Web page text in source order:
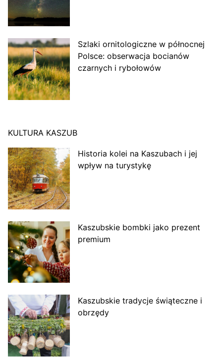
Szlaki ornitologiczne w północnej
Polsce: obserwacja bocianów
czarnych i rybołowów
KULTURA KASZUB
Historia kolei na Kaszubach i jej
wpływ na turystykę
Kaszubskie bombki jako prezent
premium
Kaszubskie tradycje świąteczne i
obrzędy